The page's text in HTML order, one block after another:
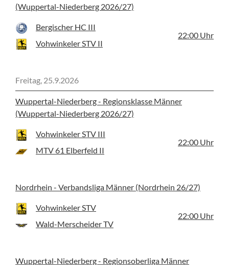
(Wuppertal-Niederberg 2026/27)
Bergischer HC III
Vohwinkeler STV II
22:00 Uhr
Freitag, 25.9.2026
Wuppertal-Niederberg - Regionsklasse Männer
(Wuppertal-Niederberg 2026/27)
Vohwinkeler STV III
MTV 61 Elberfeld II
22:00 Uhr
Nordrhein - Verbandsliga Männer (Nordrhein 26/27)
Vohwinkeler STV
Wald-Merscheider TV
22:00 Uhr
Wuppertal-Niederberg - Regionsoberliga Männer